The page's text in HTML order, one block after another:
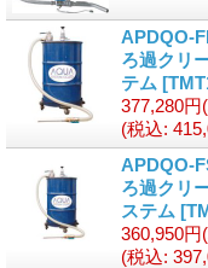
APDQO-
ろ過クリ
テム [
377,280円
(税込:
APDQO-
ろ過クリ
ステム [
360,950円
(税込: